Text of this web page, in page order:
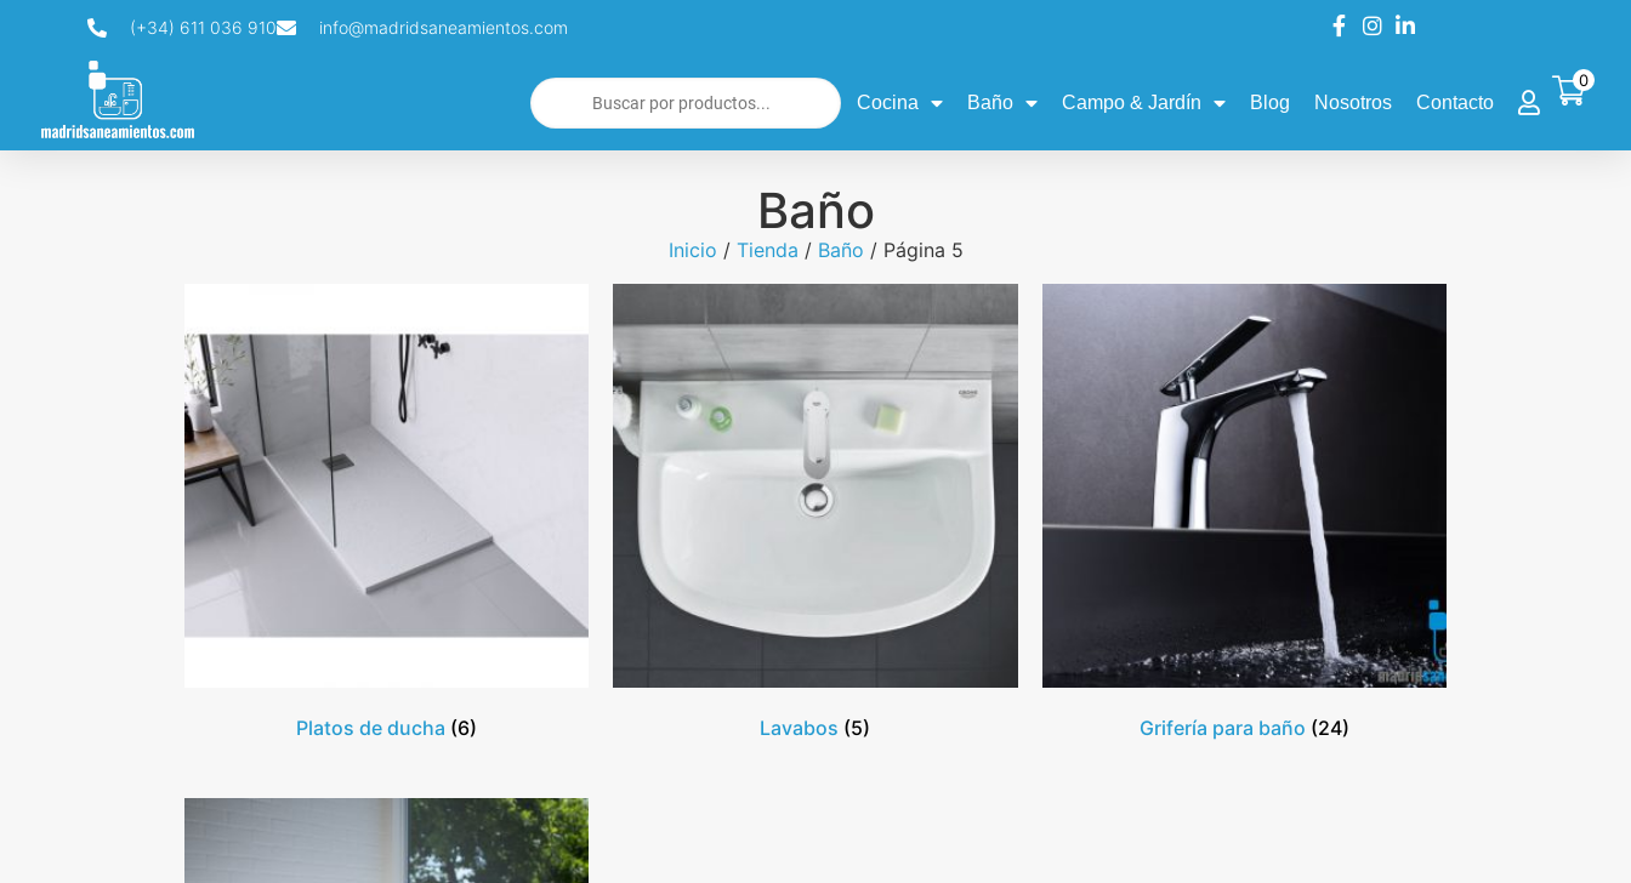
(+34) 611 036 910 info@madridsaneamientos.com
Cocina Baño Campo & Jardín Blog Nosotros Contacto
0
Baño
Inicio / Tienda / Baño / Página 5
Platos de ducha (6) Lavabos (5) Grifería para baño (24)